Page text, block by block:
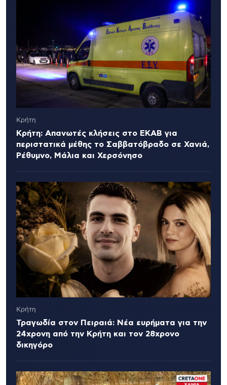
Κρήτη
Κρήτη: Απανωτές κλήσεις στο ΕΚΑΒ για
περιστατικά μέθης το Σαββατόβραδο σε Χανιά,
Ρέθυμνο, Μάλια και Χερσόνησο
Κρήτη
Τραγωδία στον Πειραιά: Νέα ευρήματα για την
24χρονη από την Κρήτη και τον 28χρονο
δικηγόρο